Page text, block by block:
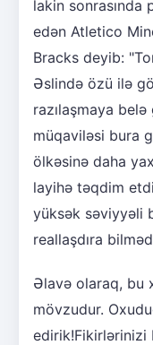
lakin sonrasında
edən Atletico
Bracks deyib:
Əslində özü ilə
razılaşmaya
müqaviləsi bura
ölkəsinə daha
layihə təqdim
yüksək səviyyəli
reallaşdıra
Əlavə olaraq, bu
mövzudur.
edirik!Fikirlərinizi